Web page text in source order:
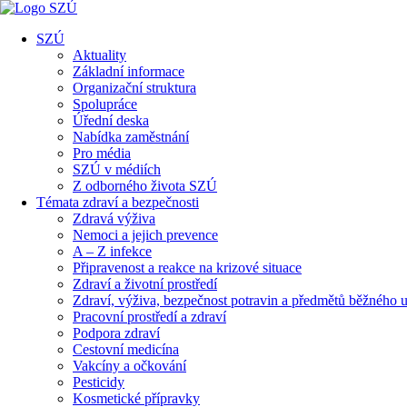
SZÚ
Aktuality
Základní informace
Organizační struktura
Spolupráce
Úřední deska
Nabídka zaměstnání
Pro média
SZÚ v médiích
Z odborného života SZÚ
Témata zdraví a bezpečnosti
Zdravá výživa
Nemoci a jejich prevence
A – Z infekce
Připravenost a reakce na krizové situace
Zdraví a životní prostředí
Zdraví, výživa, bezpečnost potravin a předmětů běžného
Pracovní prostředí a zdraví
Podpora zdraví
Cestovní medicína
Vakcíny a očkování
Pesticidy
Kosmetické přípravky